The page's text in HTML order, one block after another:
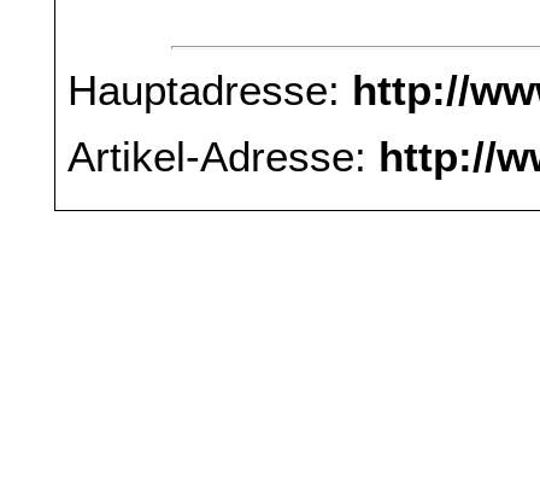
Hauptadresse: http://
Artikel-Adresse: http://